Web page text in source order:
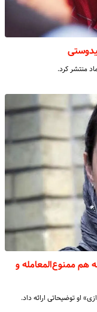
منتشر کرد.
ممنوع‌المعامله و
او توضیحاتی ارائه داد.